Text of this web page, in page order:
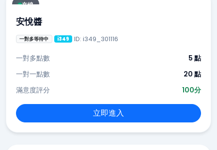
在線
安悅醬
一對多等待中 i349 ID: i349_301116
一對多點數
5 點
一對一點數
20 點
滿意度評分
100分
立即進入